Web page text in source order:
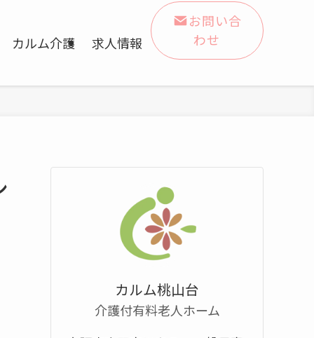
カルム介護 求人情報
お問い合
わせ
カルム桃山台
介護付有料老人ホーム